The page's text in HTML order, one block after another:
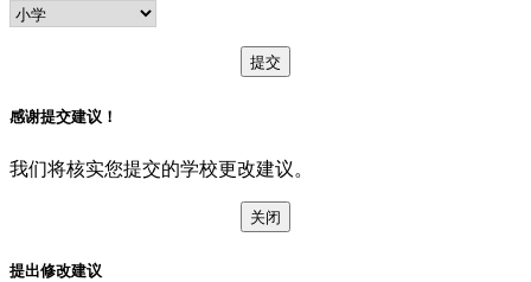
提交
感谢提交建议！
我们将核实您提交的学校更改建议。
关闭
提出修改建议